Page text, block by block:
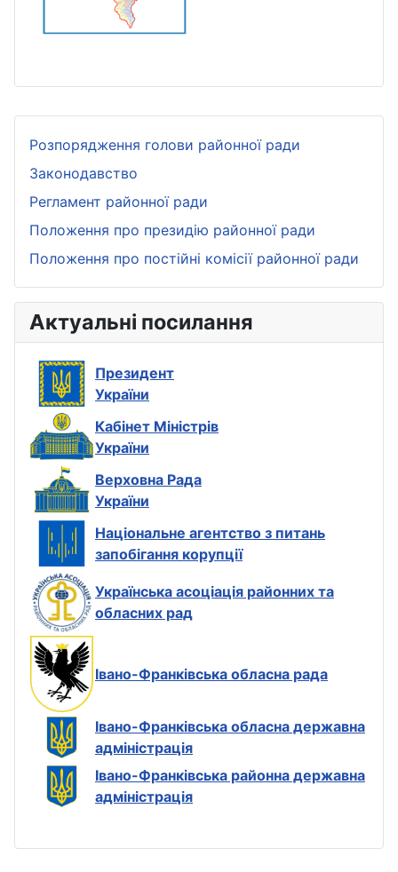
Розпорядження голови районної ради
Законодавство
Регламент районної ради
Положення про президію районної ради
Положення про постійні комісії районної ради
Актуальні посилання
Президент
України
Кабінет Міністрів
України
Верховна Рада
України
Національне агентство з питань
запобігання корупції
Українська асоціація районних та
обласних рад
Івано-Франківська обласна рада
Івано-Франківська обласна державна
адміністрація
Івано-Франківська районна державна
адміністрація